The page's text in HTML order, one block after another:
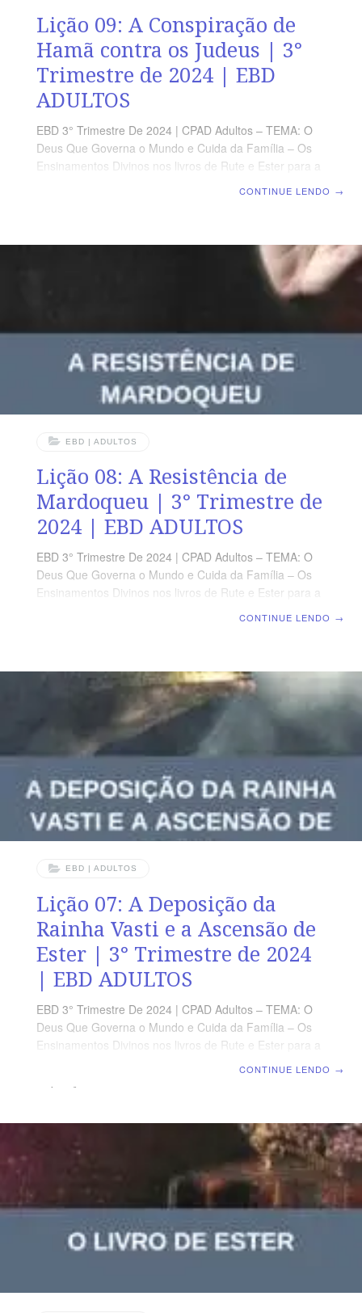
Lição 09: A Conspiração de
Hamã contra os Judeus | 3°
Trimestre de 2024 | EBD
ADULTOS
EBD 3° Trimestre De 2024 | CPAD Adultos – TEMA: O
Deus Que Governa o Mundo e Cuida da Família – Os
Ensinamentos Divinos nos livros de Rute e Ester para a
10.22) VERDADE PRÁTICA Quando nos tornamos
agradáveis ao mundo é sinal de que nossa fidelidade a
Deus está em crise. LEITURA DIÁRIA Segunda – Ef
CONTINUE LENDO →
EBD | ADULTOS
Lição 08: A Resistência de
Mardoqueu | 3° Trimestre de
2024 | EBD ADULTOS
EBD 3° Trimestre De 2024 | CPAD Adultos – TEMA: O
Deus Que Governa o Mundo e Cuida da Família – Os
Ensinamentos Divinos nos livros de Rute e Ester para a
(Ester 3.3) VERDADE PRÁTICA Como cristãos, somos
sujeitos a conflitos ético morais e devemos decidir
sempre de acordo com a vontade e a orientação de
Deus. LEITURA
CONTINUE LENDO →
EBD | ADULTOS
Lição 07: A Deposição da
Rainha Vasti e a Ascensão de
Ester | 3° Trimestre de 2024
| EBD ADULTOS
EBD 3° Trimestre De 2024 | CPAD Adultos – TEMA: O
Deus Que Governa o Mundo e Cuida da Família – Os
Ensinamentos Divinos nos livros de Rute e Ester para a
humildes.” (Tg 4.6) VERDADE PRÁTICA Devemos nos
conservar humildes, confiando na justiça de Deus, pois
Ele governa a todos, abatendo ou exaltando. LEITURA
DIÁRIA Segunda – Et 1.5-8
CONTINUE LENDO →